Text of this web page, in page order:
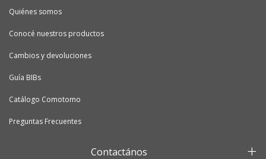
Quiénes somos
Conocé nuestros productos
Cambios y devoluciones
Guía BIBs
Catálogo Comotomo
Preguntas Frecuentes
Contactános